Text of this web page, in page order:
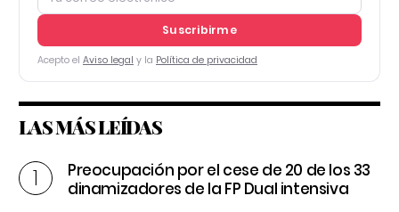
Suscribirme
Acepto el Aviso legal y la Política de privacidad
LAS MÁS LEÍDAS
Preocupación por el cese de 20 de los 33
dinamizadores de la FP Dual intensiva